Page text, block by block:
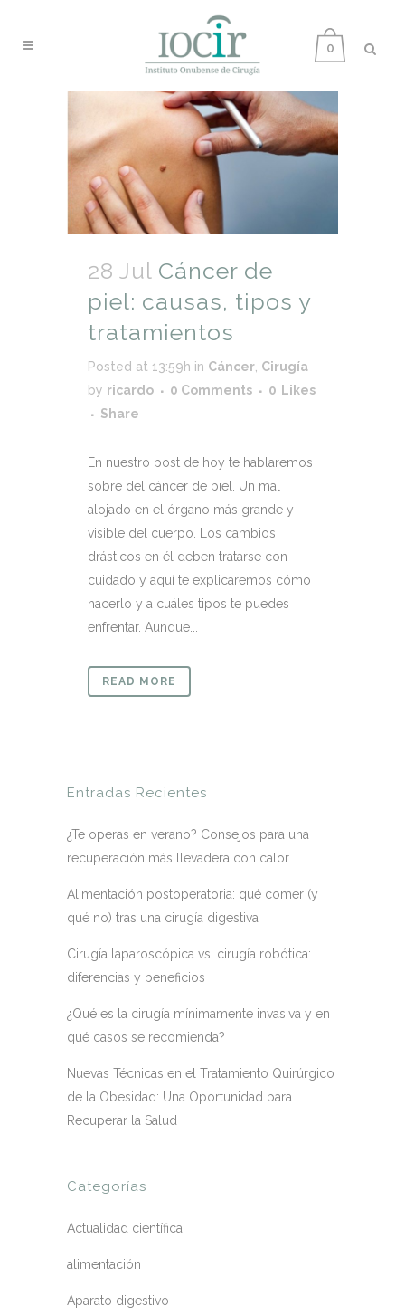
0
28 Jul Cáncer de
piel: causas, tipos y
tratamientos
Posted at 13:59h in Cáncer Cirugía
by ricardo 0 Comments 0 Likes
Share
En nuestro post de hoy te hablaremos
sobre del cáncer de piel. Un mal
alojado en el órgano más grande y
visible del cuerpo. Los cambios
drásticos en él deben tratarse con
cuidado y aquí te explicaremos cómo
hacerlo y a cuáles tipos te puedes
enfrentar. Aunque...
READ MORE
Entradas Recientes
¿Te operas en verano? Consejos para una
recuperación más llevadera con calor
Alimentación postoperatoria: qué comer (y
qué no) tras una cirugía digestiva
Cirugía laparoscópica vs. cirugía robótica:
diferencias y beneficios
¿Qué es la cirugía mínimamente invasiva y en
qué casos se recomienda?
Nuevas Técnicas en el Tratamiento Quirúrgico
de la Obesidad: Una Oportunidad para
Recuperar la Salud
Categorías
Actualidad científica
alimentación
Aparato digestivo